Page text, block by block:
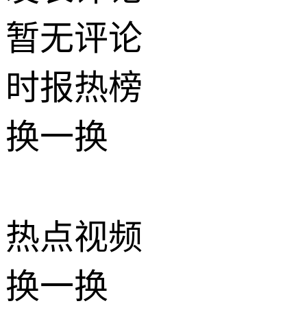
暂无评论
时报热榜
换一换
热点视频
换一换